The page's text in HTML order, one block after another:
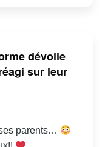
dévoile
sur leur
parents…